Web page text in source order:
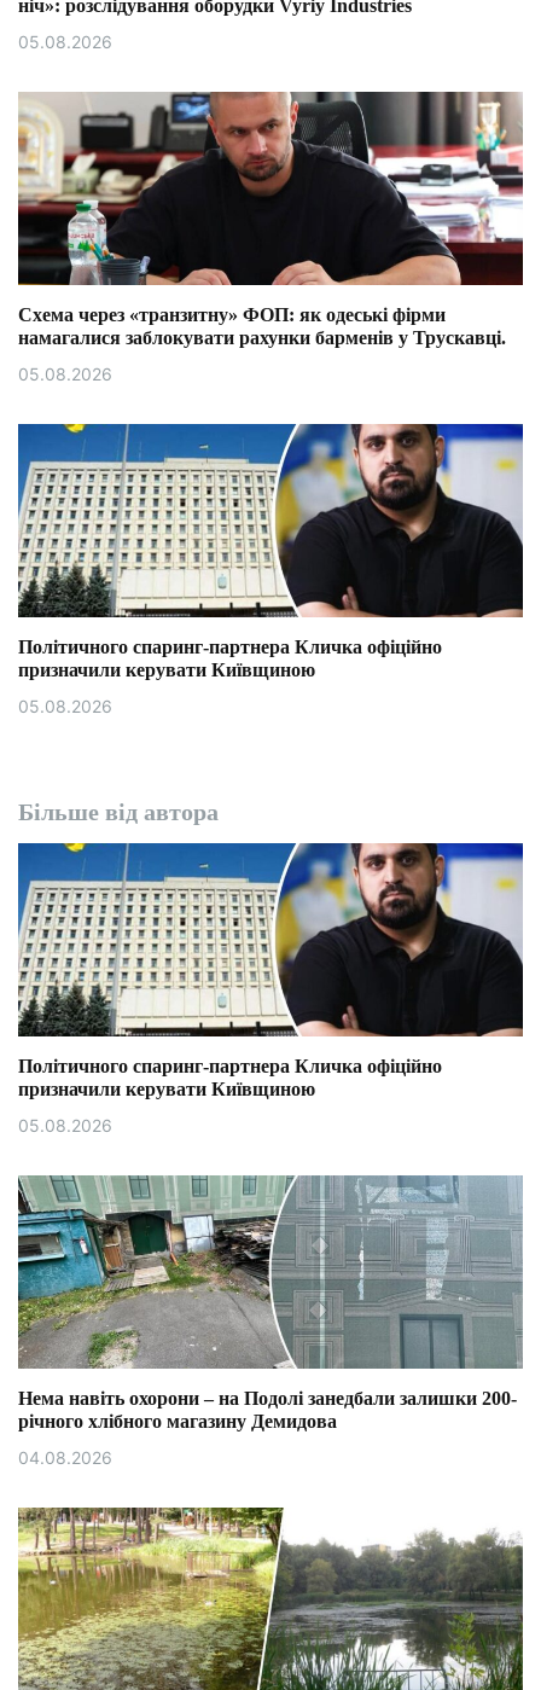
ніч»: розслідування оборудки Vyriy Industries
05.08.2026
Схема через «транзитну» ФОП: як одеські фірми
намагалися заблокувати рахунки барменів у Трускавці.
05.08.2026
Політичного спаринг-партнера Кличка офіційно
призначили керувати Київщиною
05.08.2026
Більше від автора
Політичного спаринг-партнера Кличка офіційно
призначили керувати Київщиною
05.08.2026
Нема навіть охорони – на Подолі занедбали залишки 200-
річного хлібного магазину Демидова
04.08.2026